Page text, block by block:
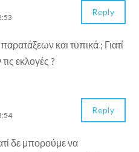
και τυπικά ; Γιατί
εκλογές ?
Reply
δε μπορούμε να
Reply